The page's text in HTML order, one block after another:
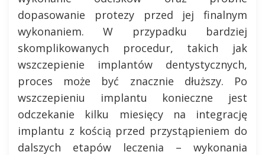
dopasowanie protezy przed jej finalnym
wykonaniem. W przypadku bardziej
skomplikowanych procedur, takich jak
wszczepienie implantów dentystycznych,
proces może być znacznie dłuższy. Po
wszczepieniu implantu konieczne jest
odczekanie kilku miesięcy na integrację
implantu z kością przed przystąpieniem do
dalszych etapów leczenia – wykonania